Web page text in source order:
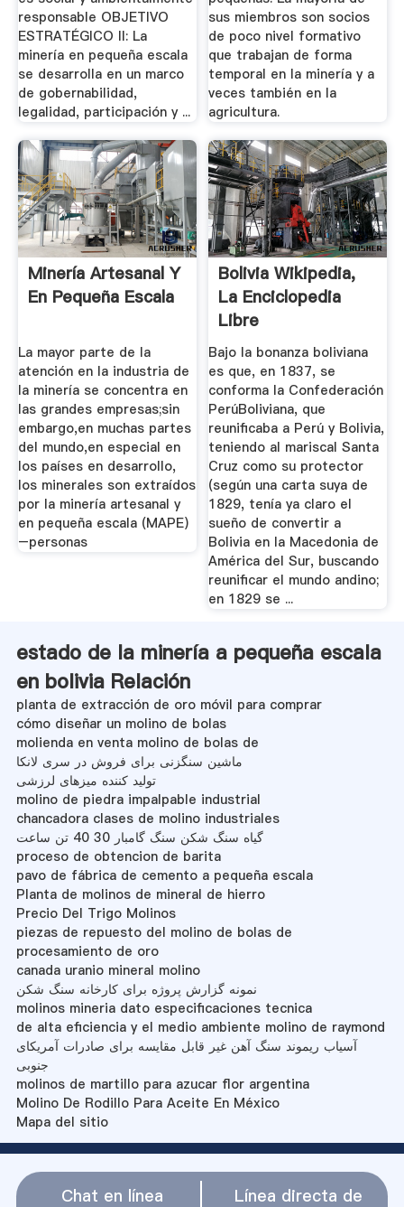
responsable OBJETIVO
ESTRATÉGICO II: La
minería en pequeña escala
se desarrolla en un marco
de gobernabilidad,
legalidad, participación y ...
sus miembros son socios
de poco nivel formativo
que trabajan de forma
temporal en la minería y a
veces también en la
agricultura.
Minería Artesanal Y
En Pequeña Escala
La mayor parte de la
atención en la industria de
la minería se concentra en
las grandes empresas;sin
embargo,en muchas partes
del mundo,en especial en
los países en desarrollo,
los minerales son extraídos
por la minería artesanal y
en pequeña escala (MAPE)
–personas
Bolivia Wikipedia,
La Enciclopedia
Libre
Bajo la bonanza boliviana
es que, en 1837, se
conforma la Confederación
PerúBoliviana, que
reunificaba a Perú y Bolivia,
teniendo al mariscal Santa
Cruz como su protector
(según una carta suya de
1829, tenía ya claro el
sueño de convertir a
Bolivia en la Macedonia de
América del Sur, buscando
reunificar el mundo andino;
en 1829 se ...
estado de la minería a pequeña escala
en bolivia Relación
planta de extracción de oro móvil para comprar
cómo diseñar un molino de bolas
molienda en venta molino de bolas de
ماشین سنگزنی برای فروش در سری لانکا
تولید کننده میزهای لرزشی
molino de piedra impalpable industrial
chancadora clases de molino industriales
گیاه سنگ شکن سنگ گامبار 30 40 تن ساعت
proceso de obtencion de barita
pavo de fábrica de cemento a pequeña escala
Planta de molinos de mineral de hierro
Precio Del Trigo Molinos
piezas de repuesto del molino de bolas de
procesamiento de oro
canada uranio mineral molino
نمونه گزارش پروژه برای کارخانه سنگ شکن
molinos mineria dato especificaciones tecnica
de alta eficiencia y el medio ambiente molino de raymond
آسیاب ریموند سنگ آهن غیر قابل مقایسه برای صادرات آمریکای
جنوبی
molinos de martillo para azucar flor argentina
Molino De Rodillo Para Aceite En México
Mapa del sitio
Chat en línea Línea directa de